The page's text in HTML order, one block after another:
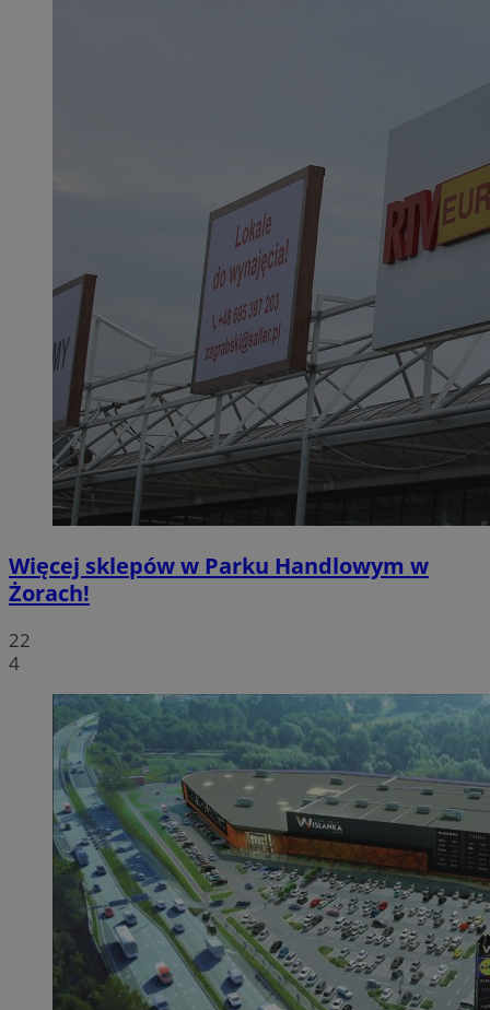
Więcej sklepów w Parku Handlowym w
Żorach!
22
4